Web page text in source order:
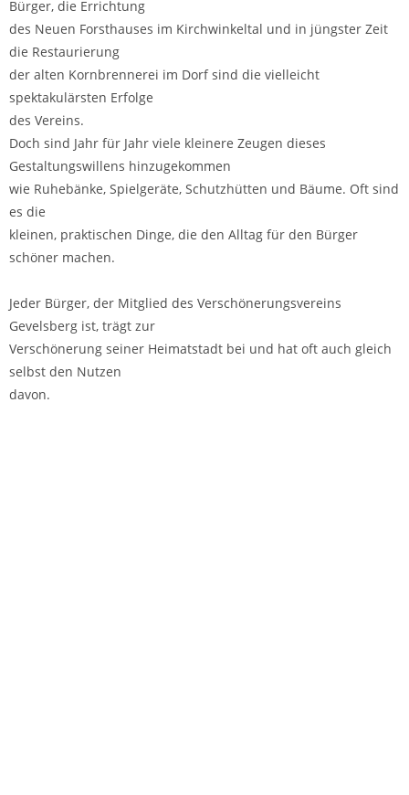
Bürger, die Errichtung
des Neuen Forsthauses im Kirchwinkeltal und in jüngster Zeit
die Restaurierung
der alten Kornbrennerei im Dorf sind die vielleicht
spektakulärsten Erfolge
des Vereins.
Doch sind Jahr für Jahr viele kleinere Zeugen dieses
Gestaltungswillens hinzugekommen
wie Ruhebänke, Spielgeräte, Schutzhütten und Bäume. Oft sind
es die
kleinen, praktischen Dinge, die den Alltag für den Bürger
schöner machen.
Jeder Bürger, der Mitglied des Verschönerungsvereins
Gevelsberg ist, trägt zur
Verschönerung seiner Heimatstadt bei und hat oft auch gleich
selbst den Nutzen
davon.